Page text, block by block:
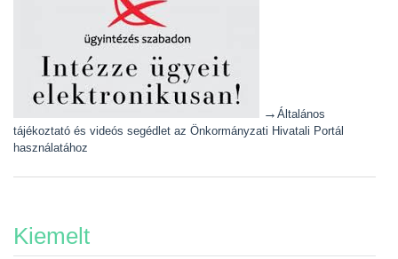
→ Általános
tájékoztató és videós segédlet az Önkormányzati Hivatali Portál
használatához
Kiemelt